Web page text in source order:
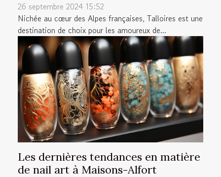
26 septembre 2024 15:52
Nichée au cœur des Alpes françaises, Talloires est une
destination de choix pour les amoureux de...
Les dernières tendances en matière
de nail art à Maisons-Alfort